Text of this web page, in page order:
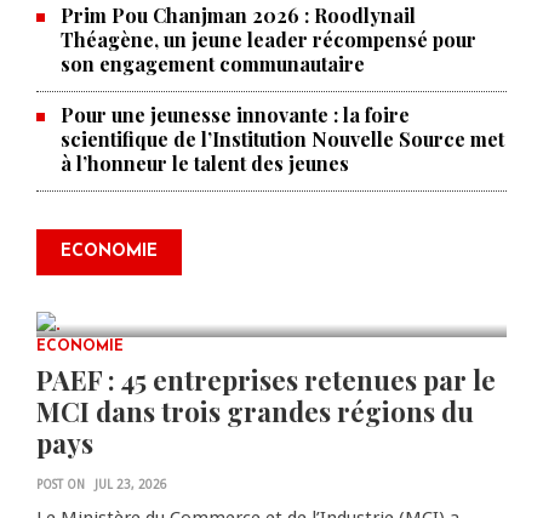
Prim Pou Chanjman 2026 : Roodlynail
Théagène, un jeune leader récompensé pour
son engagement communautaire
Pour une jeunesse innovante : la foire
scientifique de l’Institution Nouvelle Source met
à l’honneur le talent des jeunes
ECONOMIE
0 COMMENTS
Produire le savoir pour
2ᵉ édition de ses Journées
scientifiques
ECONOMIE
PAEF : 45 entreprises retenues par le
MCI dans trois grandes régions du
pays
POST ON JUL 23, 2026